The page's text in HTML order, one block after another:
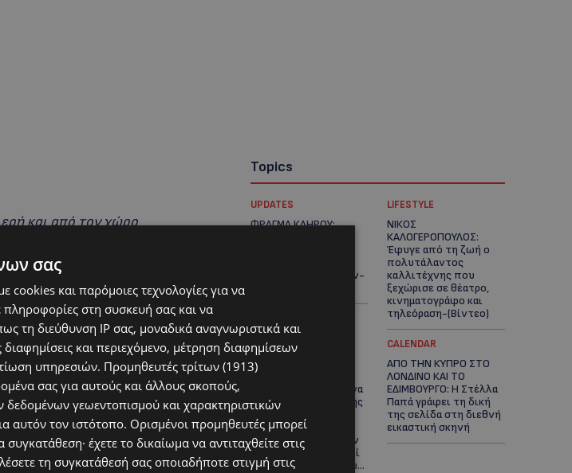
και από τον χώρο
να έχουν υπόψη ως
από κάθε χώρο.
που μπορούν να
.
Topics
UPDATES
ΦΡΑΓΜΑ ΚΛΗΡΟΥ:
που προβληματίζουν-
LIFESTYLE
ΝΙΚΟΣ
ΚΑΛΟΓΕΡΟΠΟΥΛΟΣ:
Έφυγε από τη ζωή ο
πολυτάλαντος
καλλιτέχνης που
ξεχώρισε σε θέατρο,
κινηματογράφο και
τηλεόραση-(Bίντεο)
UPDATES
ΜΑΡΙΑ ΜΑΡΚΟΥ
«ΠΙΚΚΟΥΑ: Τον
κατέγραψε η κάμερα να
μπαίνει στο σπίτι της
εξωτερικό
εκπροσωπώντας την
Κύπρο: «Αύριο μπορεί
να είναι κάποιος που...
CALENDAR
ΑΠΟ ΤΗΝ ΚΥΠΡΟ ΣΤΟ
ΛΟΝΔΙΝΟ ΚΑΙ ΤΟ
ΕΔΙΜΒΟΥΡΓΟ: Η Στέλλα
Παπά γράφει τη δική
της σελίδα στη διεθνή
εικαστική σκηνή
σας
cookies και παρόμοιες τεχνολογίες για να
στη συσκευή σας και να
τη διεύθυνση IP σας, μοναδικά αναγνωριστικά και
και περιεχόμενο, μέτρηση διαφημίσεων
υπηρεσιών. Προμηθευτές τρίτων (1913)
σας για αυτούς και άλλους σκοπούς,
γεωεντοπισμού και χαρακτηριστικών
αυτόν τον ιστότοπο. Ορισμένοι προμηθευτές μπορεί
έχετε το δικαίωμα να αντιταχθείτε στις
τη συγκατάθεσή σας οποιαδήποτε στιγμή στις